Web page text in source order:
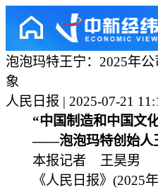
泡泡玛特王宁：2025年
象
人民日报 | 2025-07-21
“中国制造和中国文化
——泡泡玛特创始人
本报记者 王昊男
《人民日报》(2025年